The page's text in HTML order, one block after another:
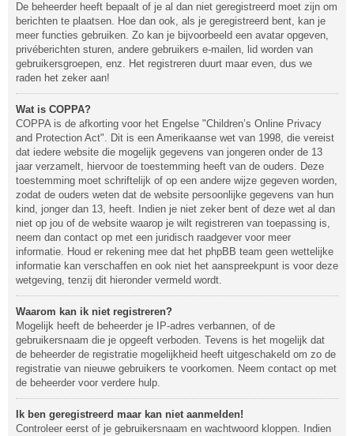
De beheerder heeft bepaalt of je al dan niet geregistreerd moet zijn om
berichten te plaatsen. Hoe dan ook, als je geregistreerd bent, kan je
meer functies gebruiken. Zo kan je bijvoorbeeld een avatar opgeven,
privéberichten sturen, andere gebruikers e-mailen, lid worden van
gebruikersgroepen, enz. Het registreren duurt maar even, dus we
raden het zeker aan!
Wat is COPPA?
COPPA is de afkorting voor het Engelse "Children’s Online Privacy
and Protection Act". Dit is een Amerikaanse wet van 1998, die vereist
dat iedere website die mogelijk gegevens van jongeren onder de 13
jaar verzamelt, hiervoor de toestemming heeft van de ouders. Deze
toestemming moet schriftelijk of op een andere wijze gegeven worden,
zodat de ouders weten dat de website persoonlijke gegevens van hun
kind, jonger dan 13, heeft. Indien je niet zeker bent of deze wet al dan
niet op jou of de website waarop je wilt registreren van toepassing is,
neem dan contact op met een juridisch raadgever voor meer
informatie. Houd er rekening mee dat het phpBB team geen wettelijke
informatie kan verschaffen en ook niet het aanspreekpunt is voor deze
wetgeving, tenzij dit hieronder vermeld wordt.
Waarom kan ik niet registreren?
Mogelijk heeft de beheerder je IP-adres verbannen, of de
gebruikersnaam die je opgeeft verboden. Tevens is het mogelijk dat
de beheerder de registratie mogelijkheid heeft uitgeschakeld om zo de
registratie van nieuwe gebruikers te voorkomen. Neem contact op met
de beheerder voor verdere hulp.
Ik ben geregistreerd maar kan niet aanmelden!
Controleer eerst of je gebruikersnaam en wachtwoord kloppen. Indien